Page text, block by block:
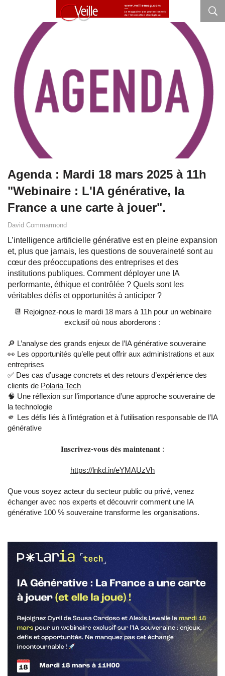
Agenda : Mardi 18 mars 2025 à 11h
"Webinaire : L'IA générative, la
France a une carte à jouer".
David Commarmond
L’intelligence artificielle générative est en pleine expansion
et, plus que jamais, les questions de souveraineté sont au
cœur des préoccupations des entreprises et des
institutions publiques. Comment déployer une IA
performante, éthique et contrôlée ? Quels sont les
véritables défis et opportunités à anticiper ?
📆 Rejoignez-nous le mardi 18 mars à 11h pour un webinaire
exclusif où nous aborderons :
🔎 L’analyse des grands enjeux de l’IA générative souveraine
👀 Les opportunités qu’elle peut offrir aux administrations et aux
entreprises
✅ Des cas d’usage concrets et des retours d’expérience des
clients de Polaria Tech
🧠 Une réflexion sur l’importance d’une approche souveraine de
la technologie
🫵 Les défis liés à l’intégration et à l’utilisation responsable de l’IA
générative
𝐈𝐧𝐬𝐜𝐫𝐢𝐯𝐞𝐳-𝐯𝐨𝐮𝐬 𝐝𝐞̀𝐬 𝐦𝐚𝐢𝐧𝐭𝐞𝐧𝐚𝐧𝐭 :
https://lnkd.in/eYMAUzVh
Que vous soyez acteur du secteur public ou privé, venez
échanger avec nos experts et découvrir comment une IA
générative 100 % souveraine transforme les organisations.